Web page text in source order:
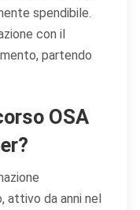
spendibile.
con il
partendo
OSA
attivo da anni nel